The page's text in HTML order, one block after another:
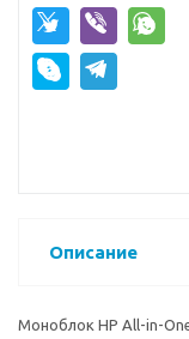
Описание
Моноблок HP All-in-One